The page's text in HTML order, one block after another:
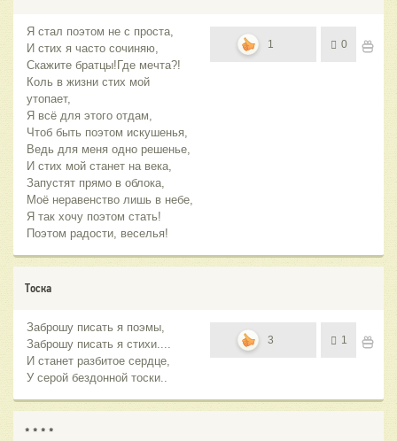
Я стал поэтом не с проста,
И стих я часто сочиняю,
Скажите братцы!Где мечта?!
Коль в жизни стих мой
утопает,
Я всё для этого отдам,
Чтоб быть поэтом искушенья,
Ведь для меня одно решенье,
И стих мой станет на века,
Запустят прямо в облока,
Моё неравенство лишь в небе,
Я так хочу поэтом стать!
Поэтом радости, веселья!
1 0
Тоска
Заброшу писать я поэмы,
Заброшу писать я стихи....
И станет разбитое сердце,
У серой бездонной тоски..
3 1
* * * *